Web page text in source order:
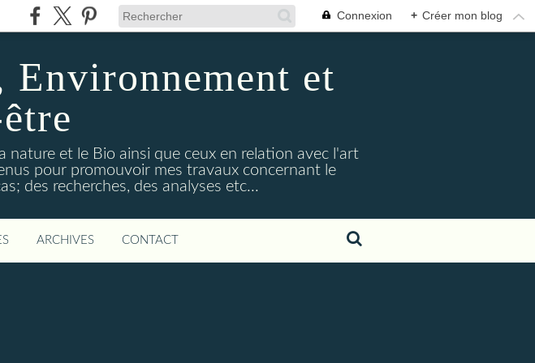
Connexion + Créer mon blog
et
nature et le Bio ainsi que ceux en relation avec l'art
pour promouvoir mes travaux concernant le
des recherches, des analyses etc...
ARCHIVES CONTACT